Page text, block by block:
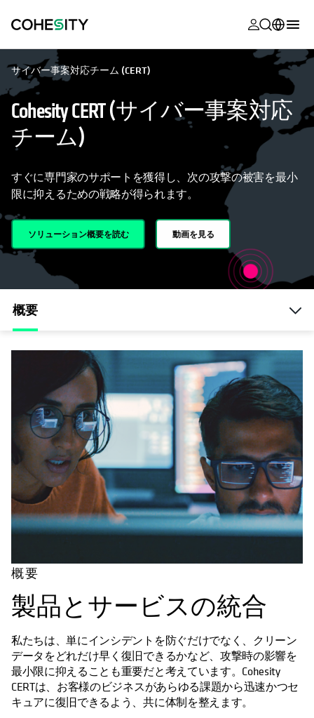
MyCohesity
新しいタ
新しいタ
Alta
新しいタ
サポート
新しいタ
製品に関す
ドキュメン
新しいタ
新しいタ
Community
新しいタ
パートナー
新しいタ
Deutsch (Germany)
Français (France)
Português (Brazil)
한국어 (South
Korea)
Español (Spain)
サイバー事案対応チーム (CERT)
Cohesity CERT (サイバー事案対応
チーム)
すぐに専門家のサポートを獲得し、次の攻撃の被害を最小
限に抑えるための戦略が得られます。
ソリューション概要を読む
新しいタブで開く
動画を見る
概要
概要
製品とサービスの統合
私たちは、単にインシデントを防ぐだけでなく、クリーン
データをどれだけ早く復旧できるかなど、攻撃時の影響を
最小限に抑えることも重要だと考えています。Cohesity
CERTは、お客様のビジネスがあらゆる課題から迅速かつセ
キュアに復旧できるよう、共に体制を整えます。